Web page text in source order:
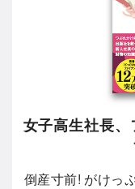
女子高生社長
倒産寸前! がけっ